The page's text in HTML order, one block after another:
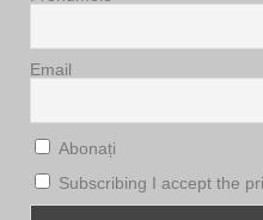
Email
Abonați
Subscribing I accept the